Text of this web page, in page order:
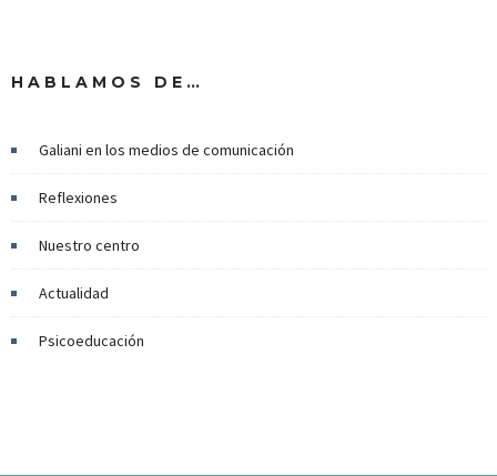
HABLAMOS DE…
Galiani en los medios de comunicación
Reflexiones
Nuestro centro
Actualidad
Psicoeducación